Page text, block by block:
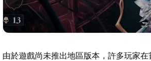
由於遊戲尚未推出地區版本，許多玩家